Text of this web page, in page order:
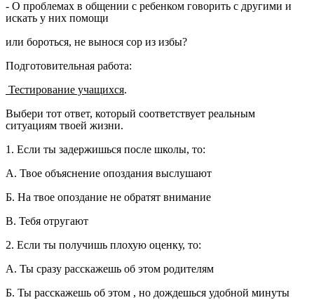
- О проблемах в общении с ребенком говорить с другими и
искать у них помощи
или бороться, не вынося сор из избы?
Подготовительная работа:
Тестирование учащихся.
Выбери тот ответ, который соответствует реальным
ситуациям твоей жизни.
1. Если ты задержишься после школы, то:
А. Твое объяснение опоздания выслушают
Б. На твое опоздание не обратят внимание
В. Тебя отругают
2. Если ты получишь плохую оценку, то:
А. Ты сразу расскажешь об этом родителям
Б. Ты расскажешь об этом , но дождешься удобной минуты